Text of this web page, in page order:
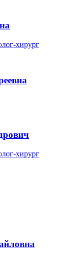
хирург
хирург